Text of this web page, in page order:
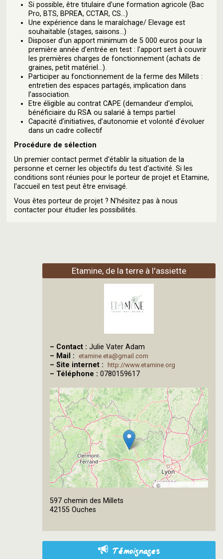
Si possible, être titulaire d’une formation agricole (Bac
Pro, BTS, BPREA, CCTAR, CS…)
Une expérience dans le maraîchage/ Elevage est
souhaitable (stages, saisons…)
Disposer d’un apport minimum de 5 000 euros pour la
première année d’entrée en test : l’apport sert à couvrir
les premières charges de fonctionnement (achats de
graines, petit matériel…).
Participer au fonctionnement de la ferme des Millets :
entretien des espaces partagés, implication dans
l’association.
Etre éligible au contrat CAPE (demandeur d'emploi,
bénéficiaire du RSA ou salarié à temps partiel
Capacité d’initiatives, d’autonomie et volonté d’évoluer
dans un cadre collectif
Procédure de sélection
Un premier contact permet d'établir la situation de la
personne et cerner les objectifs du test d'activité. Si les
conditions sont réunies pour le porteur de projet et Etamine,
l'accueil en test peut être envisagé.
Vous êtes porteur de projet ? N'hésitez pas à nous
contacter pour étudier les possibilités.
Etamine, de la terre à l'assiette
– Contact : Julie Vater Adam
– Mail : etamine.eta@gmail.com
– Site internet : http://www.etamine.org
– Téléphone : 0780159617
©
597 chemin des Millets
42155 Ouches
Témoignages